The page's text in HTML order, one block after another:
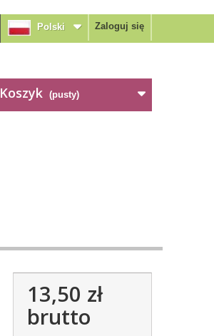
Zaloguj się
Polski
Koszyk (pusty)
13,50 zł
brutto